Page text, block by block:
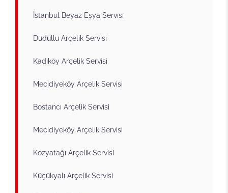
İstanbul Beyaz Eşya Servisi
Dudullu Arçelik Servisi
Kadıköy Arçelik Servisi
Mecidiyeköy Arçelik Servisi
Bostancı Arçelik Servisi
Mecidiyeköy Arçelik Servisi
Kozyatağı Arçelik Servisi
Küçükyalı Arçelik Servisi